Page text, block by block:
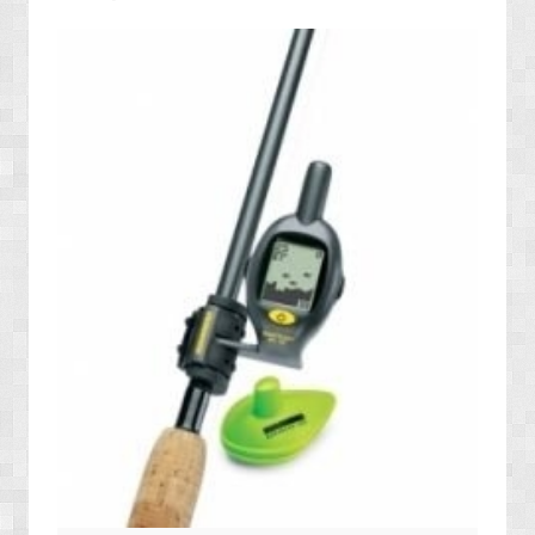
» SAĞLIK / TIP / BİTKİSEL ÜRÜNLER
» GIDA / YİYECEK / İÇECEK ÜRÜNLERİ
» TARIM MAKİNELERİ / ÜRÜNLERİ
» SEBZE TOHUMLARI
» DEFİNE ARAMA SİSTEMLERİ / DEDEKTÖRLER
» PAKETLEME SİSTEMLERİ / ÜRÜNLERİ
» EL ALETLERİ / ENDÜSTRİYEL ÜRÜNLER
» MALZEMELER / AKSESUARLAR / TAKIMLAR
» EKSTRA MAKİNELER